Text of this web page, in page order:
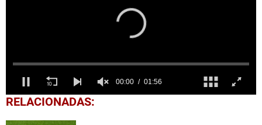
0
seconds
RELACIONADAS: